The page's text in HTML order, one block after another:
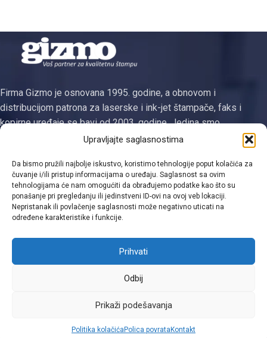
Upravljajte saglasnostima
Da bismo pružili najbolje iskustvo, koristimo tehnologije poput kolačića za
čuvanje i/ili pristup informacijama o uređaju. Saglasnost sa ovim
tehnologijama će nam omogućiti da obrađujemo podatke kao što su
ponašanje pri pregledanju ili jedinstveni ID-ovi na ovoj veb lokaciji.
Nepristanak ili povlačenje saglasnosti može negativno uticati na
određene karakteristike i funkcije.
Prihvati
Odbij
Prikaži podešavanja
Politika kolačića Polica povrata Kontakt
Firma Gizmo je osnovana 1995. godine, a obnovom i
distribucijom patrona za laserske i ink-jet štampače, faks i
kopirne uređaje se bavi od 2003. godine. Jedina smo
registrovana firma za proizvodnju tonera i ketridža na području
Kategorije
Linkovi
Moj račun